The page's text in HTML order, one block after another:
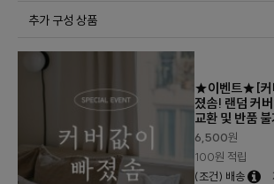
추가 구성 상품
★이벤트★[커
졌솜! 랜덤 커
교환 및 반품
6,500원
100원 적립
(조건) 배송